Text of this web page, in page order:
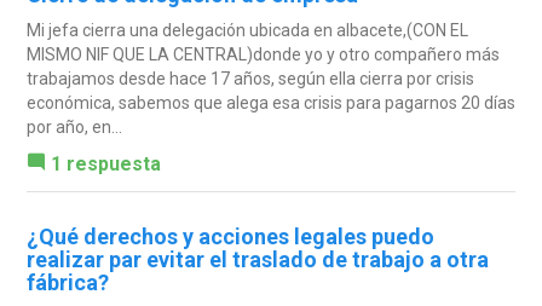
Mi jefa cierra una delegación ubicada en albacete,(CON EL
MISMO NIF QUE LA CENTRAL)donde yo y otro compañero más
trabajamos desde hace 17 años, según ella cierra por crisis
económica, sabemos que alega esa crisis para pagarnos 20 días
por año, en...
1 respuesta
¿Qué derechos y acciones legales puedo
realizar par evitar el traslado de trabajo a otra
fábrica?